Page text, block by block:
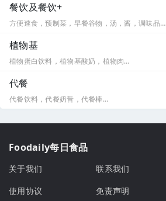
餐饮及餐饮+
方便速食，预制菜，早餐谷物，汤，酱，调味品…
植物基
植物蛋白饮料，植物基酸奶，植物肉…
代餐
代餐饮料，代餐奶昔，代餐棒…
Foodaily每日食品
关于我们 联系我们
使用协议
免责声明